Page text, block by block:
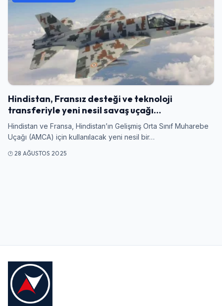
Hindistan, Fransız desteği ve teknoloji
transferiyle yeni nesil savaş uçağı…
Hindistan ve Fransa, Hindistan’ın Gelişmiş Orta Sınıf Muharebe
Uçağı (AMCA) için kullanılacak yeni nesil bir…
28 AĞUSTOS 2025
Giriş Yap
Kullanıcı Adı veya E-posta
Şifre